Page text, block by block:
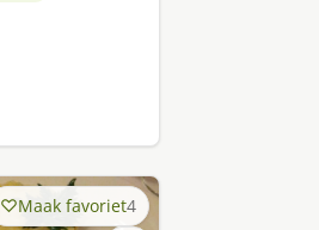
Maak favoriet4